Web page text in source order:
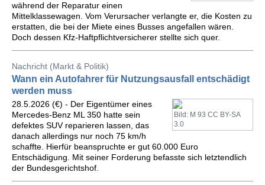
während der Reparatur einen
Mittelklassewagen. Vom Verursacher verlangte er, die Kosten zu
erstatten, die bei der Miete eines Busses angefallen wären.
Doch dessen Kfz-Haftpflichtversicherer stellte sich quer.
Nachricht (Markt & Politik)
Wann ein Autofahrer für Nutzungsausfall entschädigt
werden muss
Bild: M 93 CC BY-SA
3.0
28.5.2026 (€) - Der Eigentümer eines
Mercedes-Benz ML 350 hatte sein
defektes SUV reparieren lassen, das
danach allerdings nur noch 75 km/h
schaffte. Hierfür beanspruchte er gut 60.000 Euro
Entschädigung. Mit seiner Forderung befasste sich letztendlich
der Bundesgerichtshof.